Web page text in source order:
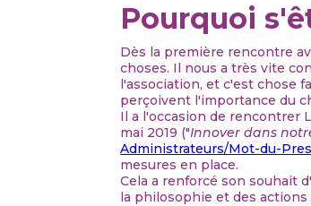
Pourquoi
Dès la première rencontre
choses. Il nous a très vite
l'association, et c'est chose
perçoivent l'importance du
Il a l'occasion de rencontrer
mai 2019 ("Innover dans
Administrateurs/Mot-du-
mesures en place.
Cela a renforcé son souhait
la philosophie et des